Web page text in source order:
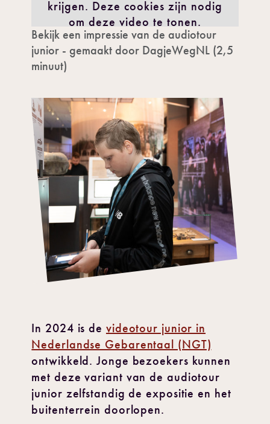
krijgen. Deze cookies zijn nodig
om deze video te tonen.
IK GA AKKOORD
Bekijk een impressie van de audiotour
junior - gemaakt door DagjeWegNL (2,5
minuut)
In 2024 is de videotour junior in
Nederlandse Gebarentaal (NGT)
ontwikkeld. Jonge bezoekers kunnen
met deze variant van de audiotour
junior zelfstandig de expositie en het
buitenterrein doorlopen.